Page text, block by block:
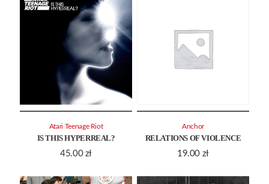
IS THIS HYPERREAL?
45.00 zł
Atari Teenage Riot
RELATIONS OF VIOLENCE
19.00 zł
Anchor